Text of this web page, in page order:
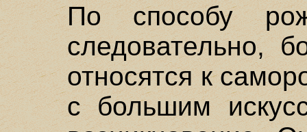
По способу
следовательно,
относятся к
с большим